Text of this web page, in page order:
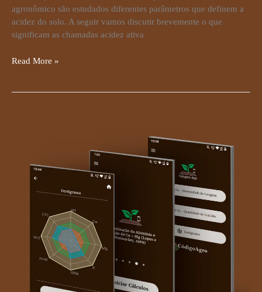
agronômico são estudados diferentes parâmetros que definem a
acidez do solo. A seguir vamos discutir brevemente o que
significam as chamadas acidez ativa
Read More »